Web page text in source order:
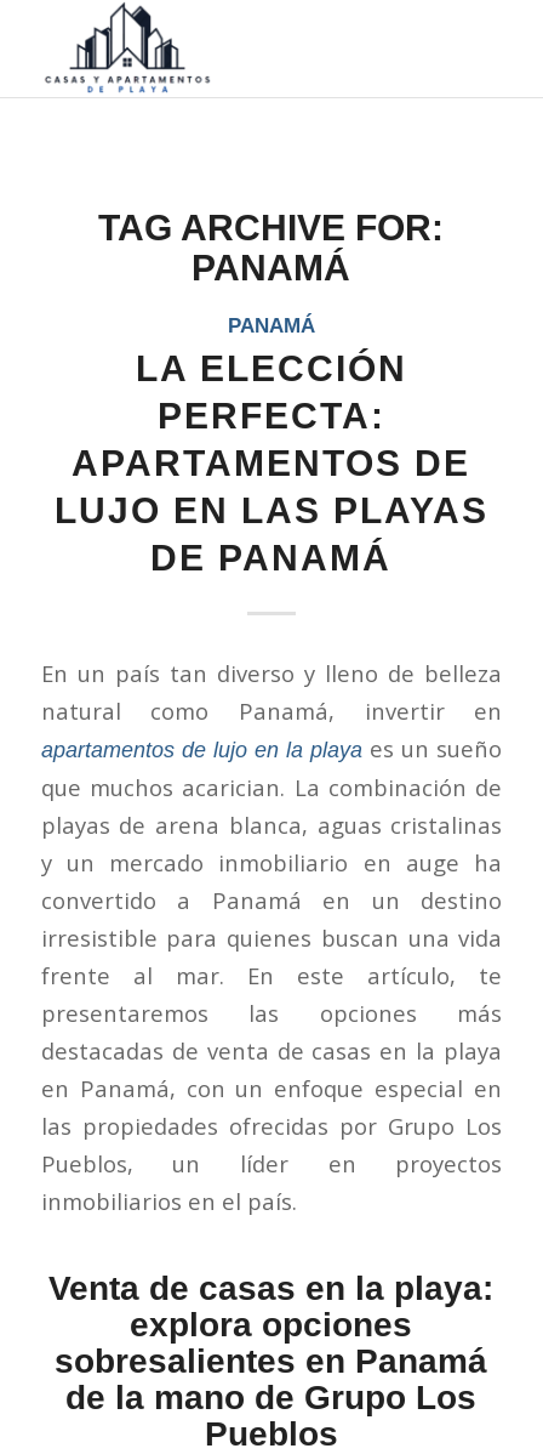
TAG ARCHIVE FOR:
PANAMÁ
PANAMÁ
LA ELECCIÓN
PERFECTA:
APARTAMENTOS DE
LUJO EN LAS PLAYAS
DE PANAMÁ
En un país tan diverso y lleno de belleza
natural como Panamá, invertir en
apartamentos de lujo en la playa es un sueño
que muchos acarician. La combinación de
playas de arena blanca, aguas cristalinas
y un mercado inmobiliario en auge ha
convertido a Panamá en un destino
irresistible para quienes buscan una vida
frente al mar. En este artículo, te
presentaremos las opciones más
destacadas de venta de casas en la playa
en Panamá, con un enfoque especial en
las propiedades ofrecidas por Grupo Los
Pueblos, un líder en proyectos
inmobiliarios en el país.
Venta de casas en la playa:
explora opciones
sobresalientes en Panamá
de la mano de Grupo Los
Pueblos